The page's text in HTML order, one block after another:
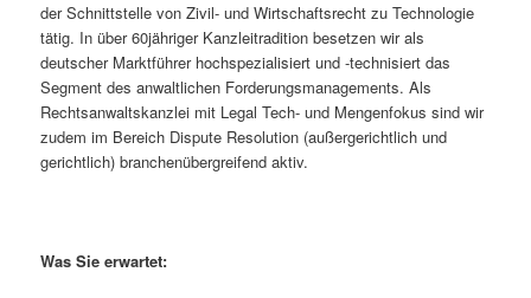
der Schnittstelle von Zivil- und Wirtschaftsrecht zu Technologie
tätig. In über 60jähriger Kanzleitradition besetzen wir als
deutscher Marktführer hochspezialisiert und -technisiert das
Segment des anwaltlichen Forderungsmanagements. Als
Rechtsanwaltskanzlei mit Legal Tech- und Mengenfokus sind wir
zudem im Bereich Dispute Resolution (außergerichtlich und
gerichtlich) branchenübergreifend aktiv.
Was Sie erwartet: